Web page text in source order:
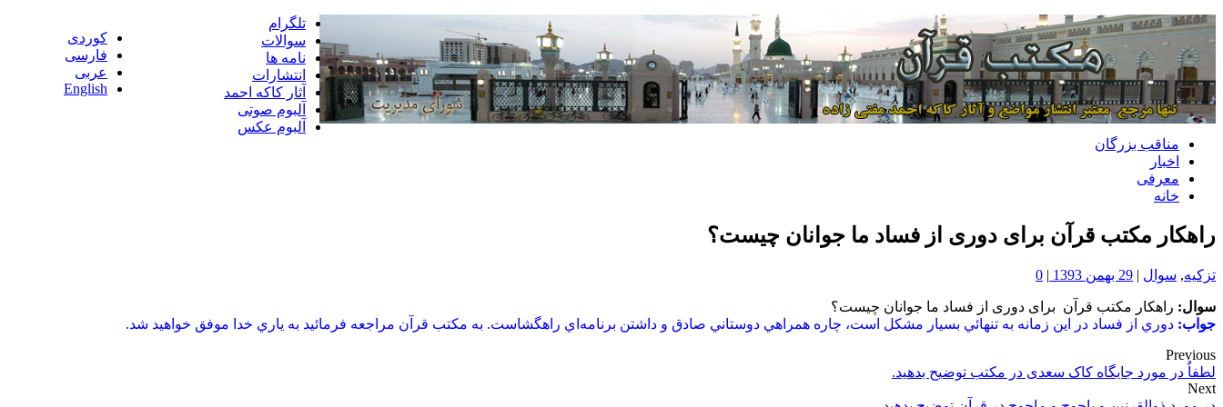
کوردی
فارسی
عربی
English
تلگرام
سوالات
نامه ها
انتشارات
آثار کاکه احمد
آلبوم صوتی
‌آلبوم عکس
مناقب بزرگان
اخبار
معرفی
خانه
راهکار مکتب قرآن برای دوری از فساد ما جوانان چیست؟
تزکیه, سوال | 29 بهمن 1393 |
0
سوال: راهکار مکتب قرآن برای دوری از فساد ما جوانان چیست؟
جواب: دوري از فساد در اين زمانه به تنهائي بسيار مشكل است، چاره همراهي دوستاني صادق و داشتن برنامه‌اي راهگشاست. به مكتب قرآن مراجعه فرمائيد به ياري خدا موفق خواهيد شد.
Previous
لطفاٌ در مورد جایگاه کاک سعدی در مکتب توضیح بدهید.
Next